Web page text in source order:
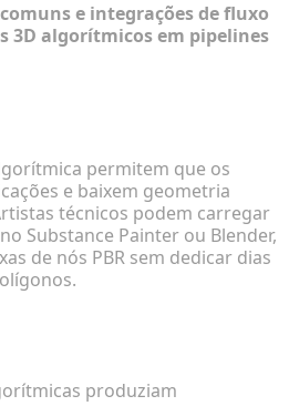
e integrações de fluxo
3D algorítmicos em pipelines
permitem que os
e baixem geometria
técnicos podem carregar
Substance Painter ou Blender,
de nós PBR sem dedicar dias
produziam